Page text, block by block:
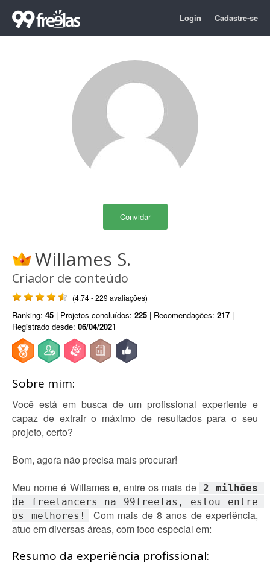
Login Cadastre-se
Convidar
Willames S.
Criador de conteúdo
(4.74 - 229 avaliações)
Ranking: 45 | Projetos concluídos: 225 | Recomendações: 217 |
Registrado desde: 06/04/2021
Sobre mim:
Você está em busca de um profissional experiente e
capaz de extrair o máximo de resultados para o seu
projeto, certo?
Bom, agora não precisa mais procurar!
Meu nome é Willames e, entre os mais de
2 milhões
de freelancers na 99freelas, estou entre
os melhores!
Com mais de 8 anos de experiência,
atuo em diversas áreas, com foco especial em:
Resumo da experiência profissional: